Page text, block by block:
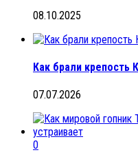
08.10.2025
Как брали крепость
07.07.2026
0